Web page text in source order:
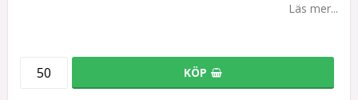
Läs mer...
KÖP